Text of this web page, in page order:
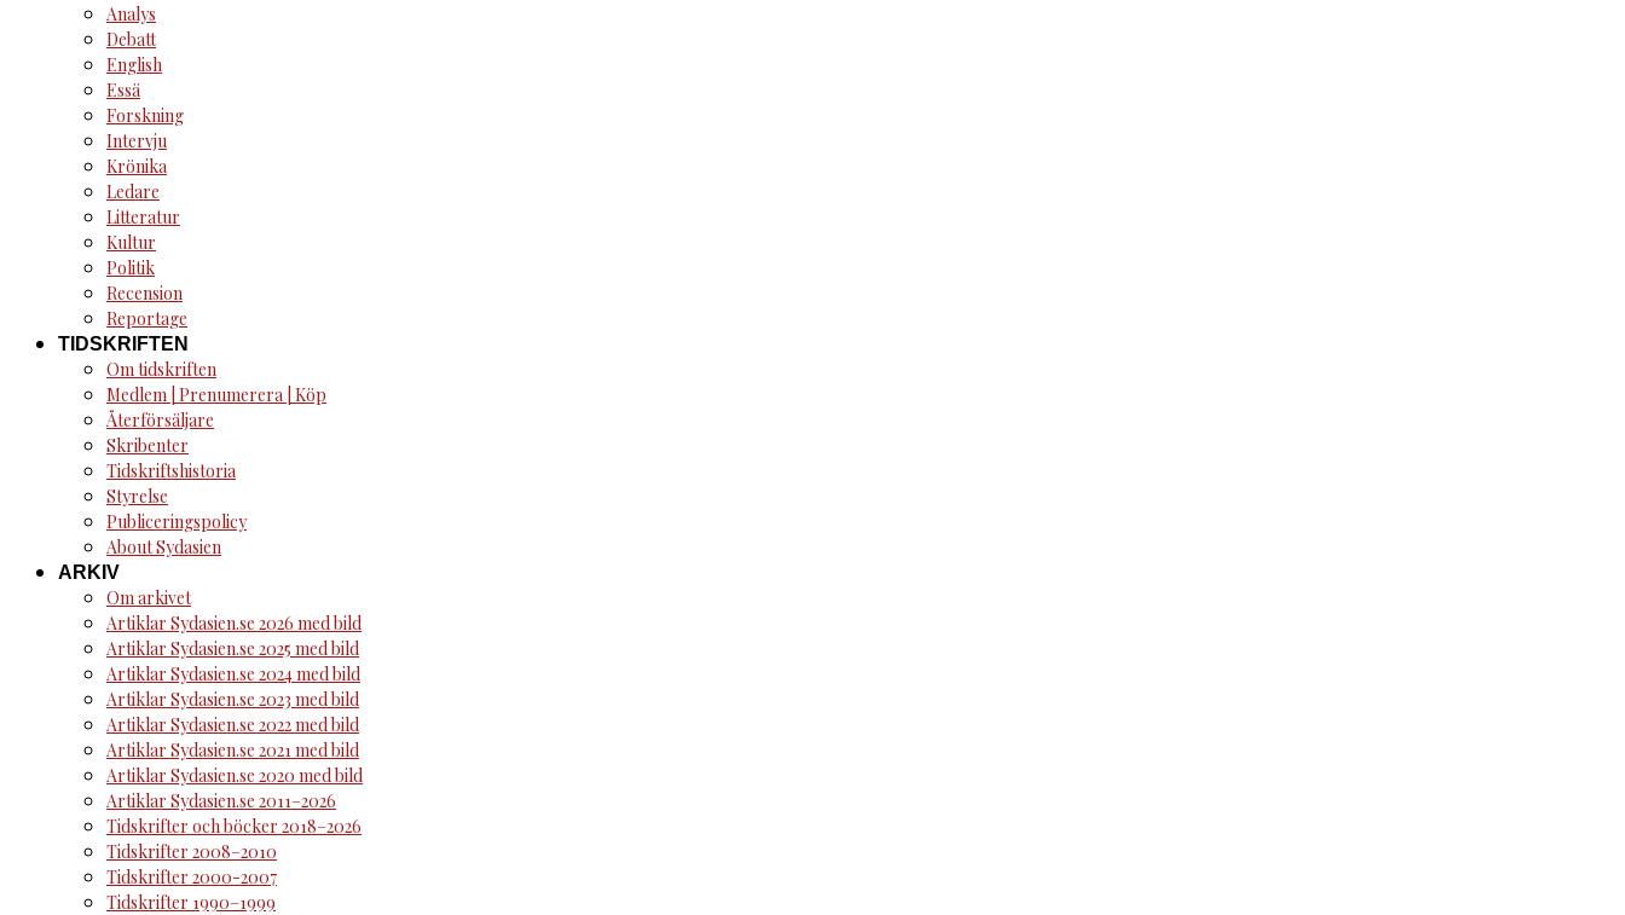
Analys
Debatt
English
Essä
Forskning
Intervju
Krönika
Ledare
Litteratur
Kultur
Politik
Recension
Reportage
TIDSKRIFTEN
Om tidskriften
Medlem | Prenumerera | Köp
Återförsäljare
Skribenter
Tidskriftshistoria
Styrelse
Publiceringspolicy
About Sydasien
ARKIV
Om arkivet
Artiklar Sydasien.se 2026 med bild
Artiklar Sydasien.se 2025 med bild
Artiklar Sydasien.se 2024 med bild
Artiklar Sydasien.se 2023 med bild
Artiklar Sydasien.se 2022 med bild
Artiklar Sydasien.se 2021 med bild
Artiklar Sydasien.se 2020 med bild
Artiklar Sydasien.se 2011–2026
Tidskrifter och böcker 2018–2026
Tidskrifter 2008–2010
Tidskrifter 2000-2007
Tidskrifter 1990–1999